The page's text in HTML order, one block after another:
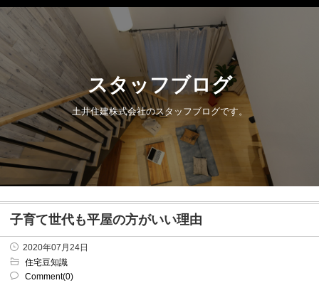
スタッフブログ
土井住建株式会社のスタッフブログです。
子育て世代も平屋の方がいい理由
2020年07月24日
住宅豆知識
Comment(0)